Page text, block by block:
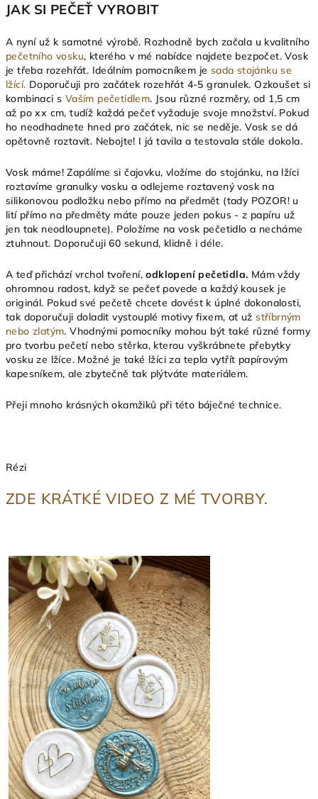
JAK SI PEČEŤ VYROBIT
A nyní už k samotné výrobě. Rozhodně bych začala u kvalitního
pečetního vosku, kterého v mé nabídce najdete bezpočet. Vosk
je třeba rozehřát. Ideálním pomocníkem je sada stojánku se
lžící. Doporučuji pro začátek rozehřát 4-5 granulek. Ozkoušet si
kombinaci s Vaším pečetidlem. Jsou různé rozměry, od 1,5 cm
až po xx cm, tudíž každá pečeť vyžaduje svoje množství. Pokud
ho neodhadnete hned pro začátek, nic se neděje. Vosk se dá
opětovně roztavit. Nebojte! I já tavila a testovala stále dokola.
Vosk máme! Zapálíme si čajovku, vložíme do stojánku, na lžíci
roztavíme granulky vosku a odlejeme roztavený vosk na
silikonovou podložku nebo přímo na předmět (tady POZOR! u
lití přímo na předměty máte pouze jeden pokus - z papíru už
jen tak neodloupnete). Položíme na vosk pečetidlo a necháme
ztuhnout. Doporučuji 60 sekund, klidně i déle.
A teď přichází vrchol tvoření, odklopení pečetidla. Mám vždy
ohromnou radost, když se pečeť povede a každý kousek je
originál. Pokud své pečetě chcete dovést k úplné dokonalosti,
tak doporučuji doladit vystouplé motivy fixem, ať užstříbrným
nebo zlatým. Vhodnými pomocníky mohou být také různé formy
pro tvorbu pečetí nebo stěrka, kterou vyškrábnete přebytky
vosku ze lžíce. Možné je také lžíci za tepla vytřít papírovým
kapesníkem, ale zbytečně tak plýtváte materiálem.
Přeji mnoho krásných okamžiků při této báječné technice.
Rézi
ZDE KRÁTKÉ VIDEO Z MÉ TVORBY.